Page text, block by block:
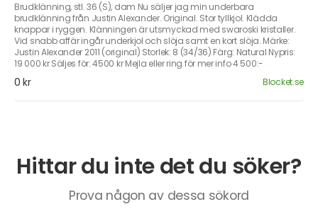
Brudklänning, stl. 36 (S), dam Nu säljer jag min underbara
brudklänning från Justin Alexander. Original. Stor tyllkjol. Klädda
knappar i ryggen. Klänningen är utsmyckad med swaroski kristaller.
Vid snabb affär ingår underkjol och slöja samt en kort slöja. Märke:
Justin Alexander 2011 (original) Storlek: 8 (34/36) Färg: Natural Nypris:
19 000 kr Säljes för: 4500 kr Mejla eller ring för mer info 4 500:-
0 kr Blocket.se
Hittar du inte det du söker?
Prova någon av dessa sökord